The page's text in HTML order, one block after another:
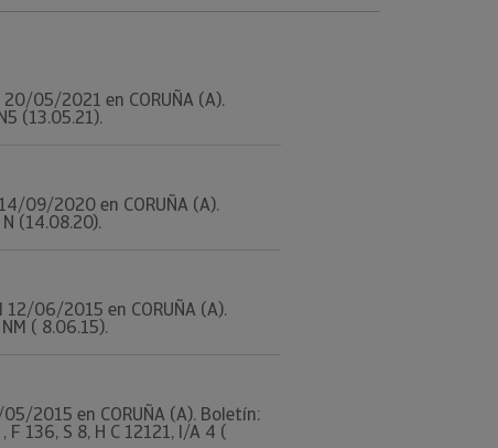
05/2021 en CORUÑA (A).
(13.05.21).
09/2020 en CORUÑA (A).
(14.08.20).
06/2015 en CORUÑA (A).
( 8.06.15).
2015 en CORUÑA (A). Boletín:
F 136, S 8, H C 12121, I/A 4 (